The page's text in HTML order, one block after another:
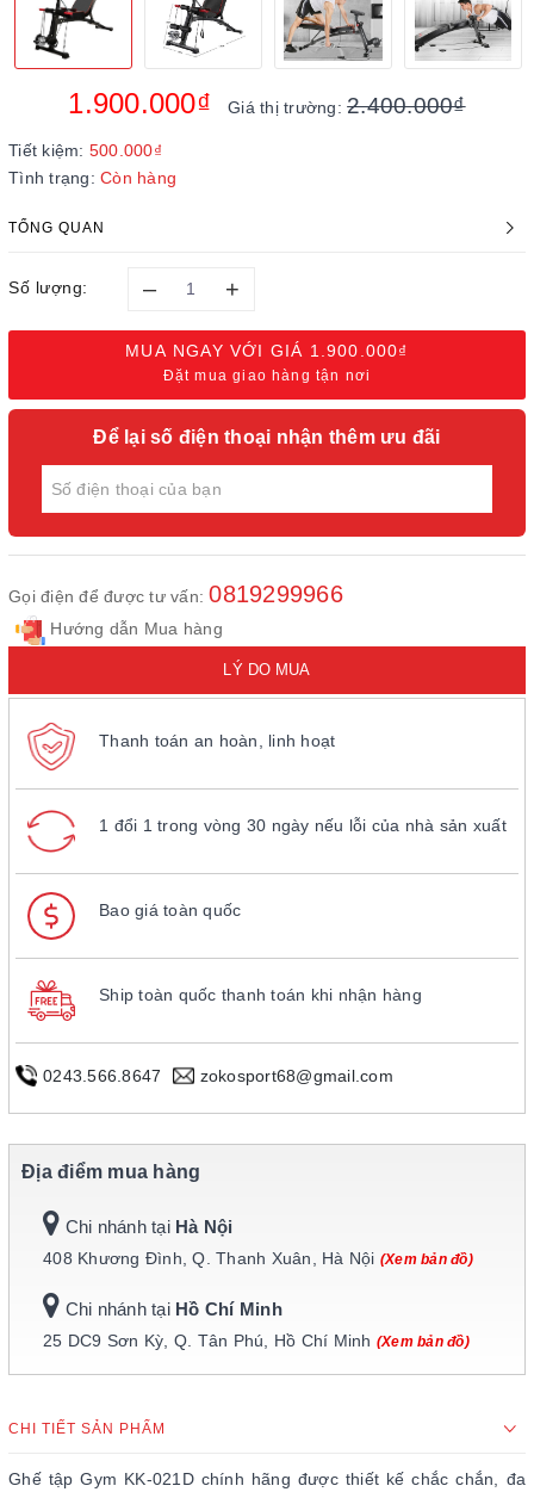
1.900.000₫ Giá thị trường:2.400.000₫
Tiết kiệm: 500.000₫
Tình trạng: Còn hàng
TỔNG QUAN
Số lượng: – +
MUA NGAY VỚI GIÁ 1.900.000₫
Đặt mua giao hàng tận nơi
Để lại số điện thoại nhận thêm ưu đãi
Gọi điện để được tư vấn:0819299966
Hướng dẫn Mua hàng
LÝ DO MUA
Thanh toán an hoàn, linh hoạt
1 đổi 1 trong vòng 30 ngày nếu lỗi của nhà sản xuất
Bao giá toàn quốc
Ship toàn quốc thanh toán khi nhận hàng
0243.566.8647 zokosport68@gmail.com
Địa điểm mua hàng
Chi nhánh tại Hà Nội
408 Khương Đình, Q. Thanh Xuân, Hà Nội (Xem bản đồ)
Chi nhánh tại Hồ Chí Minh
25 DC9 Sơn Kỳ, Q. Tân Phú, Hồ Chí Minh (Xem bản đồ)
CHI TIẾT SẢN PHẨM
Ghế tập Gym KK-021D chính hãng được thiết kế chắc chắn, đa